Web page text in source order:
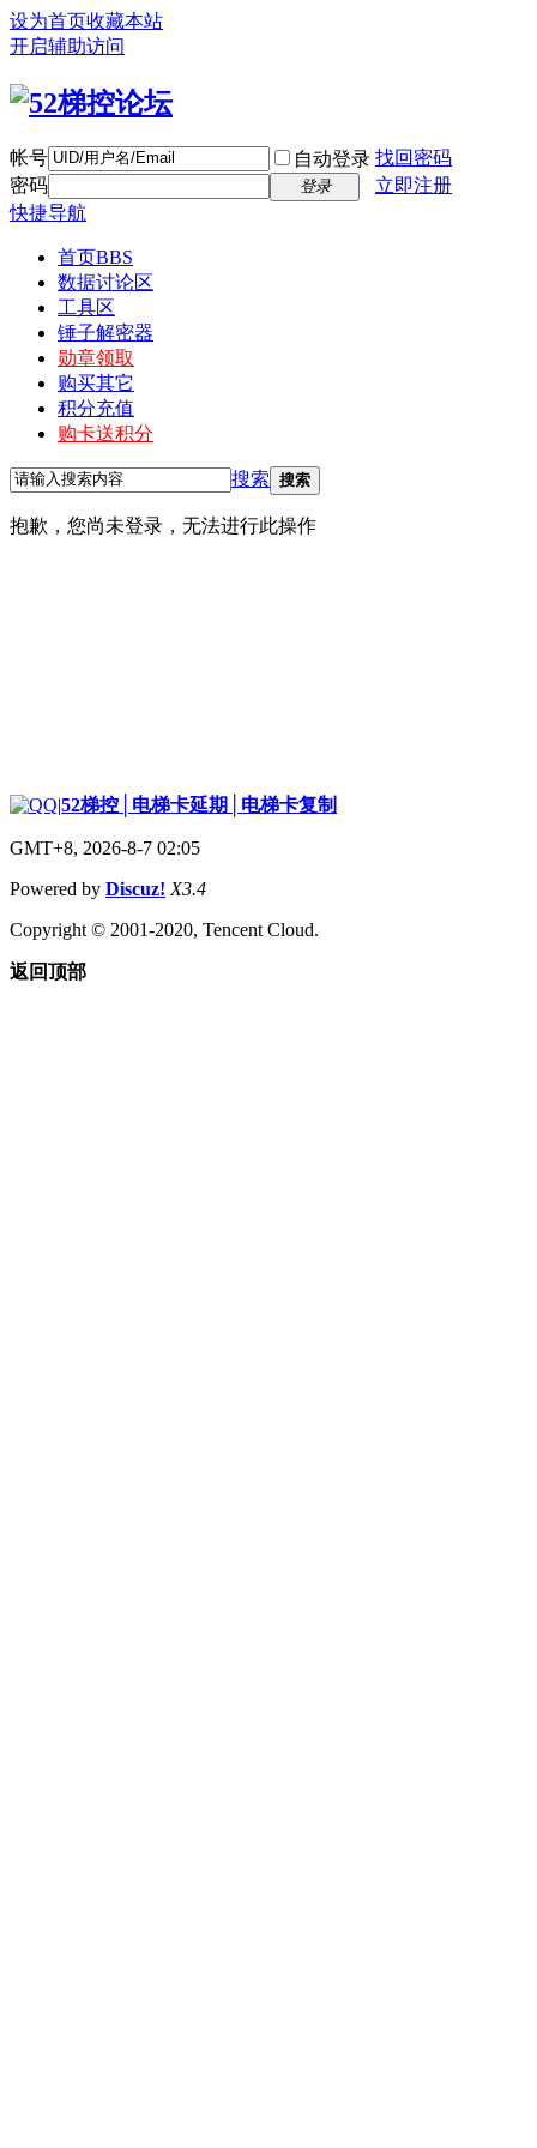
设为首页收藏本站
开启辅助访问
帐号 自动登录 找回密码
密码
登录
立即注册
快捷导航
首页BBS
数据讨论区
工具区
锤子解密器
勋章领取
购买其它
积分充值
购卡送积分
搜索 搜索
抱歉，您尚未登录，无法进行此操作
|52梯控│电梯卡延期│电梯卡复制
GMT+8, 2026-8-7 02:05
Powered by Discuz! X3.4
Copyright © 2001-2020, Tencent Cloud.
返回顶部